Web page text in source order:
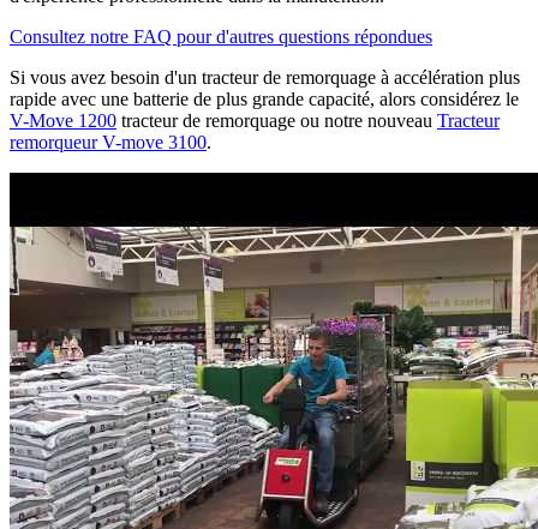
Consultez notre FAQ pour d'autres questions répondues
Si vous avez besoin d'un tracteur de remorquage à accélération plus
rapide avec une batterie de plus grande capacité, alors considérez le
V-Move 1200 tracteur de remorquage ou notre nouveau Tracteur
remorqueur V-move 3100.